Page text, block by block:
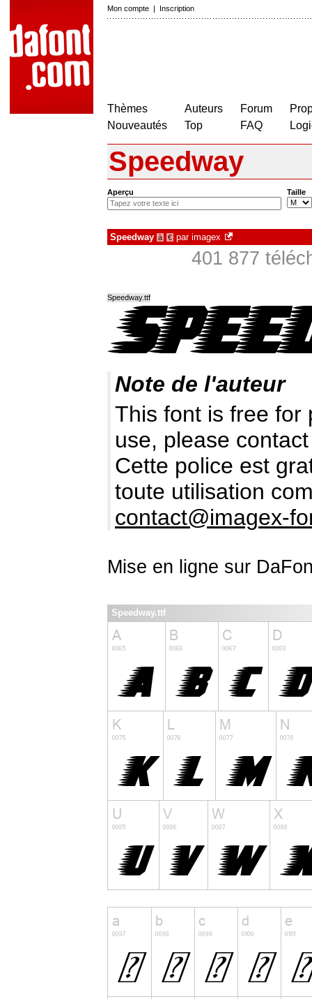
Mon compte | Inscription
Thèmes
Nouveautés
Auteurs
Top
Forum
FAQ
Speedway
Aperçu Taille
Speedway à € par imagex
401 877
Speedway.ttf
Note de l'auteur
This font is free for
use, please
Cette police est
toute utilisation
contact@imagex-
Mise en ligne sur
Speedway.ttf